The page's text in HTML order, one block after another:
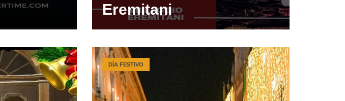
Eremitani
DÍA FESTIVO